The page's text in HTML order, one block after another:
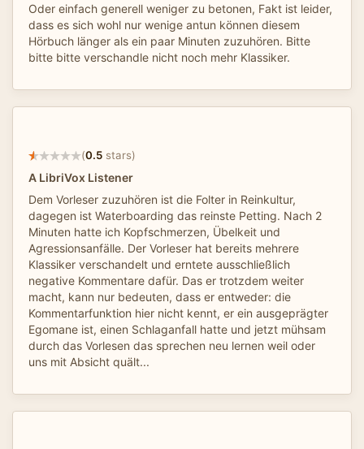
Oder einfach generell weniger zu betonen, Fakt ist leider,
dass es sich wohl nur wenige antun können diesem
Hörbuch länger als ein paar Minuten zuzuhören. Bitte
bitte bitte verschandle nicht noch mehr Klassiker.
(0.5 stars)
A LibriVox Listener
Dem Vorleser zuzuhören ist die Folter in Reinkultur,
dagegen ist Waterboarding das reinste Petting. Nach 2
Minuten hatte ich Kopfschmerzen, Übelkeit und
Agressionsanfälle. Der Vorleser hat bereits mehrere
Klassiker verschandelt und erntete ausschließlich
negative Kommentare dafür. Das er trotzdem weiter
macht, kann nur bedeuten, dass er entweder: die
Kommentarfunktion hier nicht kennt, er ein ausgeprägter
Egomane ist, einen Schlaganfall hatte und jetzt mühsam
durch das Vorlesen das sprechen neu lernen weil oder
uns mit Absicht quält...